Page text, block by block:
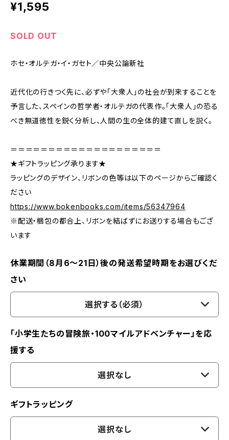
¥1,595
SOLD OUT
ホセ・オルテガ・イ・ガセト／中央公論新社
近代化の行きつく先に、必ずや「大衆人」の社会が到来することを
予言した、スペインの哲学者・オルテガの代表作。「大衆人」の恐る
べき無道徳性を鋭く分析し、人間の生の全体的建て直しを説く。
＝＝＝＝＝＝＝＝＝＝＝＝＝＝＝＝＝＝＝＝
★ギフトラッピング承ります★
ラッピングのデザイン、リボンの色等は以下のページからご確認く
ださい
https://www.bokenbooks.com/items/56347964
※配送・梱包の都合上、リボンを結ばずにお送りする場合もござ
います
休業期間（8月6〜21日）後の発送希望時期をお選びくだ
さい
選択する（必須）
「小学生たちの冒険旅・100マイルアドベンチャー」を応
援する
選択なし
ギフトラッピング
選択なし